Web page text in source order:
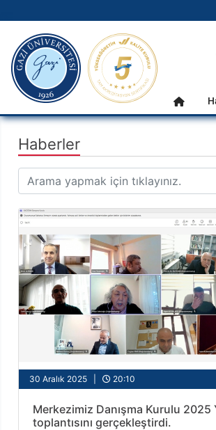
Ana Menü
gazi.edu.tr
Haberler
30 Aralık 2025 | 20:10
Merkezimiz Danışma Kurulu 2025
toplantısını gerçekleştirdi.